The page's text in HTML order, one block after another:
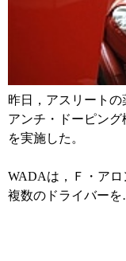
昨日，アスリート
アンチ・ドーピン
を実施した。
WADAは，Ｆ・ア
複数のドライバー